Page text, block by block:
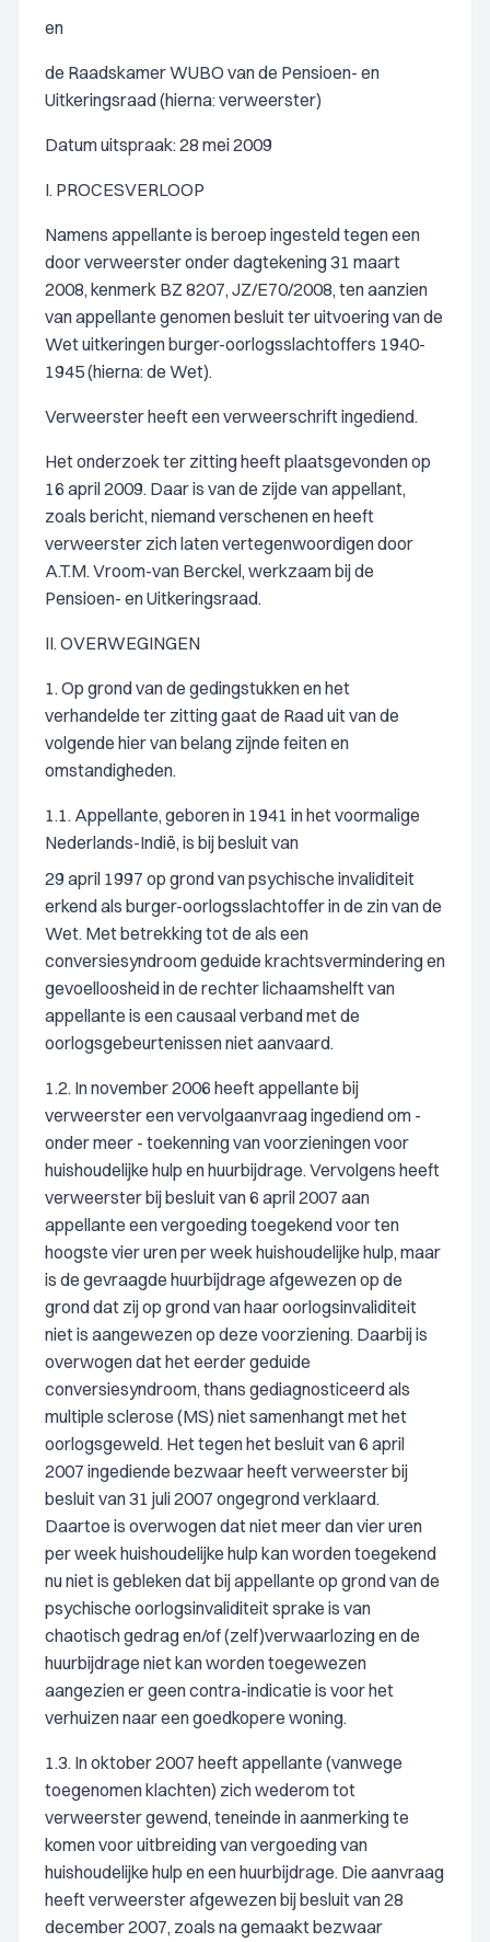
en
de Raadskamer WUBO van de Pensioen- en
Uitkeringsraad (hierna: verweerster)
Datum uitspraak: 28 mei 2009
I. PROCESVERLOOP
Namens appellante is beroep ingesteld tegen een
door verweerster onder dagtekening 31 maart
2008, kenmerk BZ 8207, JZ/E70/2008, ten aanzien
van appellante genomen besluit ter uitvoering van de
Wet uitkeringen burger-oorlogsslachtoffers 1940-
1945 (hierna: de Wet).
Verweerster heeft een verweerschrift ingediend.
Het onderzoek ter zitting heeft plaatsgevonden op
16 april 2009. Daar is van de zijde van appellant,
zoals bericht, niemand verschenen en heeft
verweerster zich laten vertegenwoordigen door
A.T.M. Vroom-van Berckel, werkzaam bij de
Pensioen- en Uitkeringsraad.
II. OVERWEGINGEN
1. Op grond van de gedingstukken en het
verhandelde ter zitting gaat de Raad uit van de
volgende hier van belang zijnde feiten en
omstandigheden.
1.1. Appellante, geboren in 1941 in het voormalige
Nederlands-Indië, is bij besluit van
29 april 1997 op grond van psychische invaliditeit
erkend als burger-oorlogsslachtoffer in de zin van de
Wet. Met betrekking tot de als een
conversiesyndroom geduide krachtsvermindering en
gevoelloosheid in de rechter lichaamshelft van
appellante is een causaal verband met de
oorlogsgebeurtenissen niet aanvaard.
1.2. In november 2006 heeft appellante bij
verweerster een vervolgaanvraag ingediend om -
onder meer - toekenning van voorzieningen voor
huishoudelijke hulp en huurbijdrage. Vervolgens heeft
verweerster bij besluit van 6 april 2007 aan
appellante een vergoeding toegekend voor ten
hoogste vier uren per week huishoudelijke hulp, maar
is de gevraagde huurbijdrage afgewezen op de
grond dat zij op grond van haar oorlogsinvaliditeit
niet is aangewezen op deze voorziening. Daarbij is
overwogen dat het eerder geduide
conversiesyndroom, thans gediagnosticeerd als
multiple sclerose (MS) niet samenhangt met het
oorlogsgeweld. Het tegen het besluit van 6 april
2007 ingediende bezwaar heeft verweerster bij
besluit van 31 juli 2007 ongegrond verklaard.
Daartoe is overwogen dat niet meer dan vier uren
per week huishoudelijke hulp kan worden toegekend
nu niet is gebleken dat bij appellante op grond van de
psychische oorlogsinvaliditeit sprake is van
chaotisch gedrag en/of (zelf)verwaarlozing en de
huurbijdrage niet kan worden toegewezen
aangezien er geen contra-indicatie is voor het
verhuizen naar een goedkopere woning.
1.3. In oktober 2007 heeft appellante (vanwege
toegenomen klachten) zich wederom tot
verweerster gewend, teneinde in aanmerking te
komen voor uitbreiding van vergoeding van
huishoudelijke hulp en een huurbijdrage. Die aanvraag
heeft verweerster afgewezen bij besluit van 28
december 2007, zoals na gemaakt bezwaar